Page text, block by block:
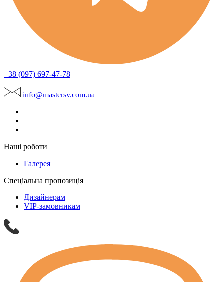
+38 (097) 697-47-78
info@mastersv.com.ua
Наші роботи
Галерея
Спеціальна пропозиція
Дизайнерам
VIP-замовникам